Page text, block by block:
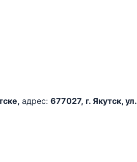
адрес: 677027, г. Якутск, ул.